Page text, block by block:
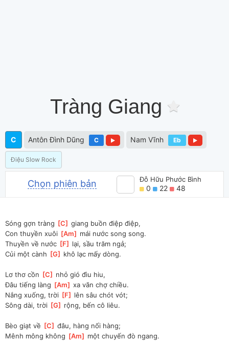
Tràng Giang
C Antôn Đình Dũng C Nam Vĩnh Eb
Điệu Slow Rock
Chọn phiên bản Đỗ Hữu Phước Bình
0 22 48
Sóng gợn tràng [C ] giang buồn điệp điệp,
Con thuyền xuôi [Am
mái nước song song.
Thuyền về nước [F
lại, sầu trăm ngả;
Củi một cành [G khô lạc mấy dòng.
Lơ thơ cồn [C
nhỏ gió đìu hiu,
Đâu tiếng làng [Am ] xa vãn chợ chiều.
Nắng xuống, trời [F
lên sâu chót vót;
Sông dài, trời [G rộng, bến cô liêu.
Bèo giạt về [C ] đâu, hàng nối hàng;
Mênh mông không [Am
một chuyến đò ngang.